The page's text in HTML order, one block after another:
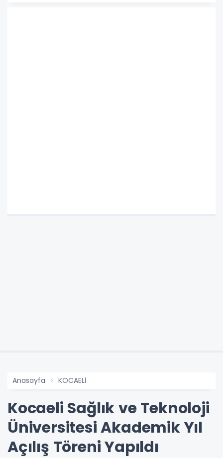
Anasayfa KOCAELİ
Kocaeli Sağlık ve Teknoloji
Üniversitesi Akademik Yıl
Açılış Töreni Yapıldı